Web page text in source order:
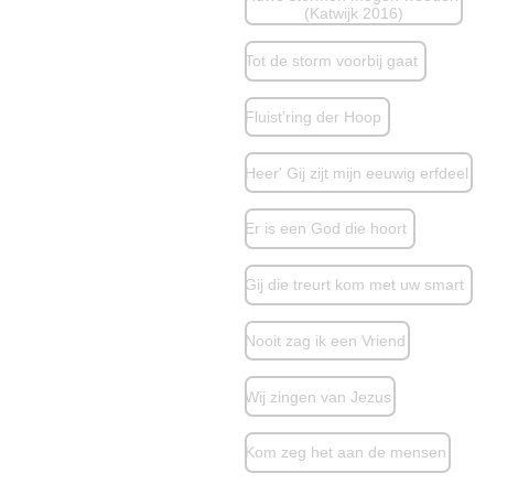
(Katwijk 2016)
Tot de storm voorbij gaat
Fluist’ring der Hoop
Heer' Gij zijt mijn eeuwig erfdeel
Er is een God die hoort
Gij die treurt kom met uw smart
Nooit zag ik een Vriend
Wij zingen van Jezus
Kom zeg het aan de mensen